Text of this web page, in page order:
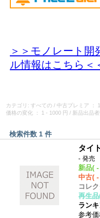
＞＞モノレート開
ル情報はこちら＜
カテゴリ: すべての / 中古プレミア ：
価格の変化
： 1 - 1000 円 / 新品出品
検索件数 1 件
タイ
- 発売
新品( -
中古( -
コレ
再生品
ラン
参考